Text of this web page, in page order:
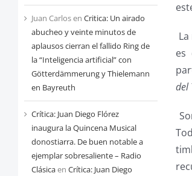
Juan Carlosen Critica: Un airado
abucheo y veinte minutos de
aplausos cierran el fallido Ring de
la “Inteligencia artificial” con
Götterdämmerung y Thielemann
en Bayreuth
Crítica: Juan Diego Flórez
inaugura la Quincena Musical
donostiarra. De buen notable a
ejemplar sobresaliente – Radio
Clásicaen Crítica: Juan Diego
es
del